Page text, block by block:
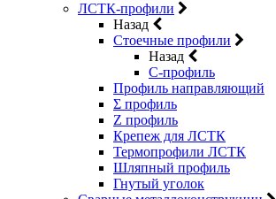
ЛСТК-профили
Назад
Стоечные профили
Назад
C-профиль
Профиль направляющий
Σ профиль
Z профиль
Крепеж для ЛСТК
Термопрофили ЛСТК
Шляпный профиль
Гнутый уголок